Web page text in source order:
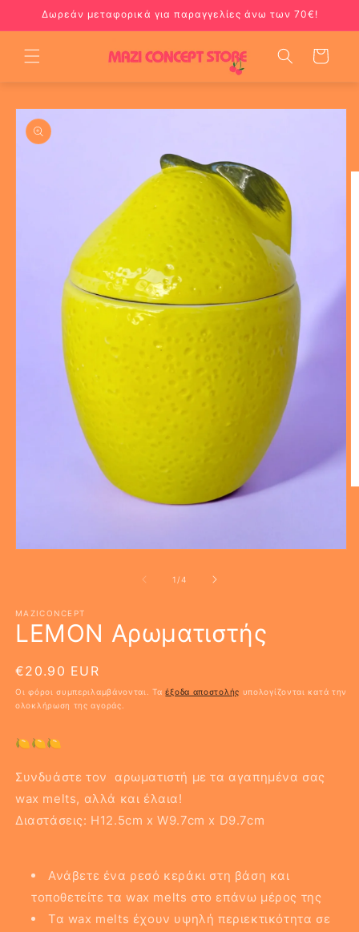
μετάβασηΔωρεάν μεταφορικά για παραγγελίες άνω των 70€!
Καλάθι
πληροφορίες
προϊόντος
παράθυρο
1 /από
4
MAZICONCEPT
LEMON Αρωματιστής
Κανονική
τιμή
€20.90 EUR
Οι φόροι συμπεριλαμβάνονται. Ταέξοδα αποστολής υπολογίζονται κατά την
ολοκλήρωση της αγοράς.
🍋🍋🍋
Συνδυάστε τον αρωματιστή με τα αγαπημένα σας
wax melts, αλλά και έλαια!
Διαστάσεις: H12.5cm x W9.7cm x D9.7cm
Ανάβετε ένα ρεσό κεράκι στη βάση και
τοποθετείτε τα wax melts στο επάνω μέρος της
Τα wax melts έχουν υψηλή περιεκτικότητα σε